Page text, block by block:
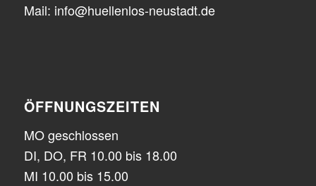
Mail: info@huellenlos-neustadt.de
ÖFFNUNGSZEITEN
MO geschlossen
DI, DO, FR 10.00 bis 18.00
MI 10.00 bis 15.00